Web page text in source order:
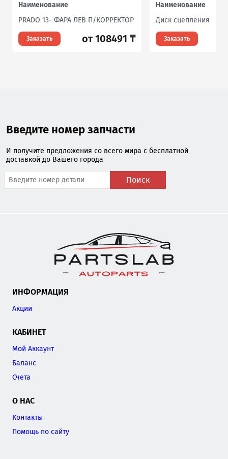
Наименование
PRADO 13- ФАРА ЛЕВ П/КОРРЕКТОР
Заказать от 108491 ₸
Наименование
Диск сцепления
Заказать
Введите номер запчасти
И получите предложения со всего мира с бесплатной
доставкой до Вашего города
Поиск
ИНФОРМАЦИЯ
Акции
КАБИНЕТ
Мой Аккаунт
Баланс
Счета
О НАС
Контакты
Помощь по сайту